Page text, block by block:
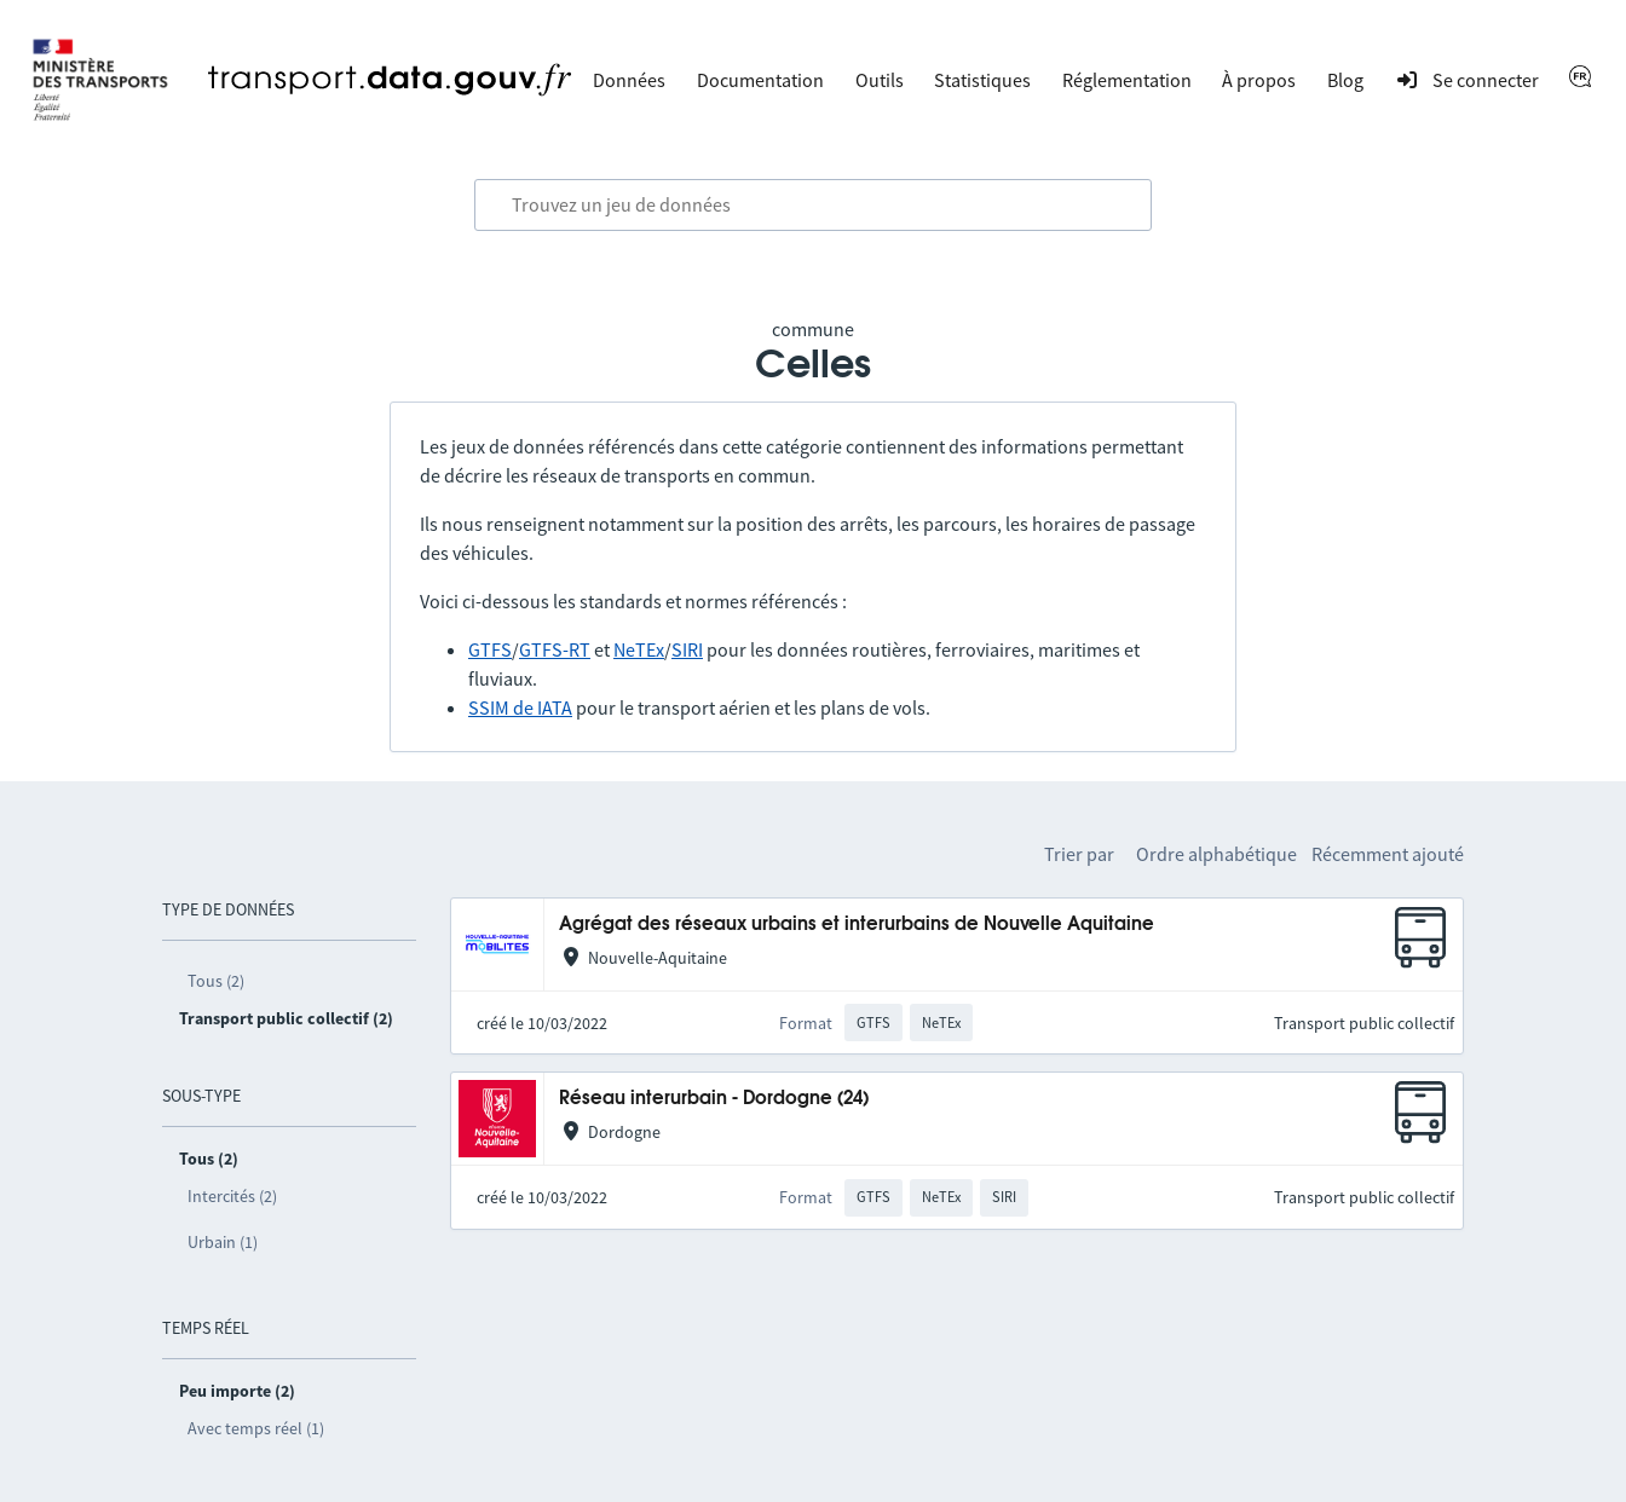
Données Documentation Outils Statistiques Réglementation À propos Blog Se connecter
commune
Celles
Les jeux de données référencés dans cette catégorie contiennent des informations permettant
de décrire les réseaux de transports en commun.
Ils nous renseignent notamment sur la position des arrêts, les parcours, les horaires de passage
des véhicules.
Voici ci-dessous les standards et normes référencés :
GTFS/GTFS-RTet NeTEx/SIRI pour les données routières, ferroviaires, maritimes et
fluviaux.
SSIM de IATA pour le transport aérien et les plans de vols.
TYPE DE DONNÉES
Tous (2)
Transport public collectif (2)
SOUS-TYPE
Tous (2)
Intercités (2)
Urbain (1)
TEMPS RÉEL
Peu importe (2)
Avec temps réel (1)
Trier par Ordre alphabétique Récemment ajouté
Agrégat des réseaux urbains et interurbains de Nouvelle Aquitaine
Nouvelle-Aquitaine
créé le 10/03/2022 Format GTFS NeTEx Transport public collectif
Réseau interurbain - Dordogne (24)
Dordogne
créé le 10/03/2022 Format GTFS NeTEx SIRI Transport public collectif